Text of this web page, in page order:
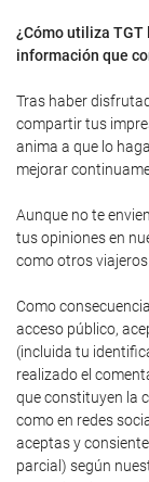
¿Cómo utiliza
información que
Tras haber
compartir tus
anima a que lo
mejorar
Aunque no te
tus opiniones en
como otros viajeros.
Como
acceso público,
(incluida tu
realizado el
que constituyen la
como en redes
aceptas y
parcial) según